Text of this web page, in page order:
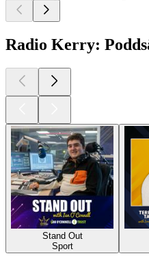
Radio Kerry:
Stand Out
Sport